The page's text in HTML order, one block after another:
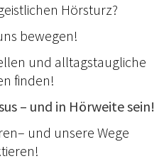
Hörsturz?
bewegen!
und alltagstaugliche
finden!
– und in Hörweite sein!
und unsere Wege